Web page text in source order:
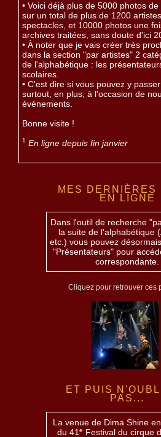
• Voici déjà plus de 5000 photos de
sur un total de plus de 1200
spectacles, et 10000 photos une
archives traitées, sans doute d'ici
• À noter que je vais créer très
dans la section "par artistes" 2
de l'alphabétique : les
scolaires.
• C'est dire si vous pouvez y
surtout, en plus, à l'occasion de
événements.
Bonne visite !
1 En ligne depuis fin janvier
MES DERNIÈRES
EN LIGNE
Dans l'outil de recherche
la suite de l'alphabétique
etc.) vous pouvez
"Présentateurs" pour
correspondante.
Cliquez pour retrouver ces
ET PUIS
PAS...
La venue de Dima Shine
du 41 e Festival du cirque